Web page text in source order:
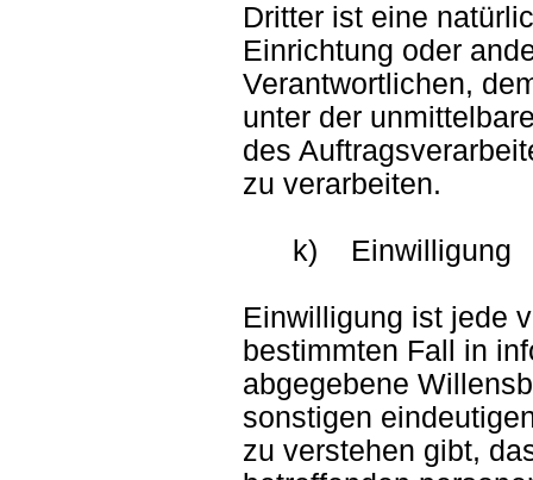
Dritter ist eine
Einrichtung oder
Verantwortlichen,
unter der
des
zu verarbeiten.
k) Einwilligung
Einwilligung ist jede
bestimmten Fall in
abgegebene
sonstigen
zu verstehen gibt,